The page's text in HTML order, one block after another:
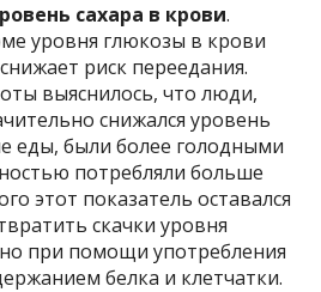
сахара в крови.
уровня глюкозы в крови
риск переедания.
выяснилось, что люди,
снижался уровень
еды, были более голодными
потребляли больше
этот показатель оставался
скачки уровня
при помощи употребления
белка и клетчатки.